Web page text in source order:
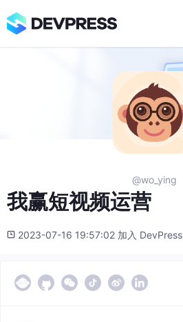
@wo_ying
我赢短视频运营
2023-07-16 19:57:02 加入 DevPress